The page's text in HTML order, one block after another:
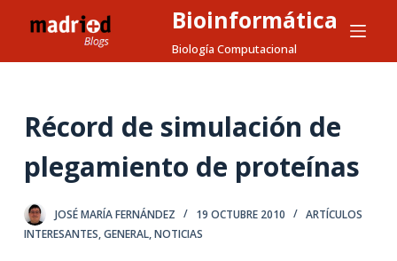
l
o
Bioinformática
Biología Computacional
Récord de simulación de
plegamiento de proteínas
JOSÉ MARÍA FERNÁNDEZ 19 OCTUBRE 2010
ARTÍCULOS
INTERESANTES,GENERAL,NOTICIAS